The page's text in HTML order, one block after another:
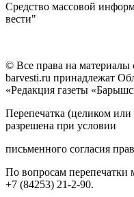
Средство массовой
вести"
© Все права на материалы
barvesti.ru принадлежат
«Редакция газеты
Перепечатка (целиком или
разрешена при условии
письменного согласия
По вопросам перепечатки
+7 (84253) 21-2-90.